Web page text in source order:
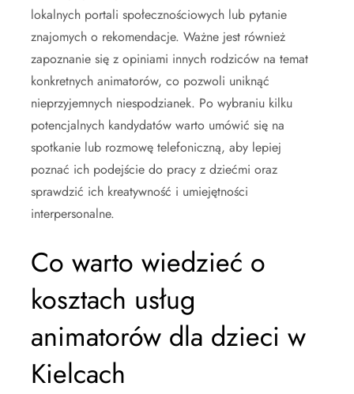
lokalnych portali społecznościowych lub pytanie
znajomych o rekomendacje. Ważne jest również
zapoznanie się z opiniami innych rodziców na temat
konkretnych animatorów, co pozwoli uniknąć
nieprzyjemnych niespodzianek. Po wybraniu kilku
potencjalnych kandydatów warto umówić się na
spotkanie lub rozmowę telefoniczną, aby lepiej
poznać ich podejście do pracy z dziećmi oraz
sprawdzić ich kreatywność i umiejętności
interpersonalne.
Co warto wiedzieć o
kosztach usług
animatorów dla dzieci w
Kielcach